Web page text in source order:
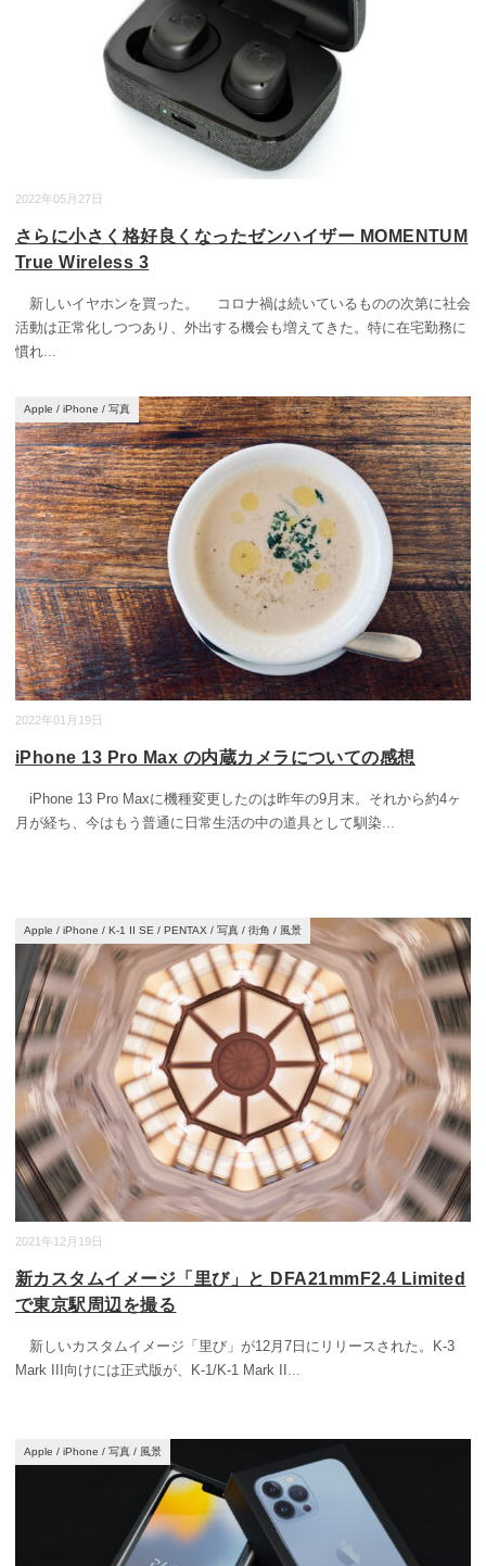
2022年05月27日
さらに小さく格好良くなったゼンハイザー MOMENTUM
True Wireless 3
新しいイヤホンを買った。 コロナ禍は続いているものの次第に社会
活動は正常化しつつあり、外出する機会も増えてきた。特に在宅勤務に
慣れ...
2022年01月19日
Apple / iPhone / 写真
iPhone 13 Pro Max の内蔵カメラについての感想
iPhone 13 Pro Maxに機種変更したのは昨年の9月末。それから約4ヶ
月が経ち、今はもう普通に日常生活の中の道具として馴染...
2021年12月19日
Apple / iPhone / K-1 II SE / PENTAX / 写真 / 街角 / 風景
新カスタムイメージ「里び」と DFA21mmF2.4 Limited
で東京駅周辺を撮る
新しいカスタムイメージ「里び」が12月7日にリリースされた。K-3
Mark III向けには正式版が、K-1/K-1 Mark II ...
Apple / iPhone / 写真 / 風景